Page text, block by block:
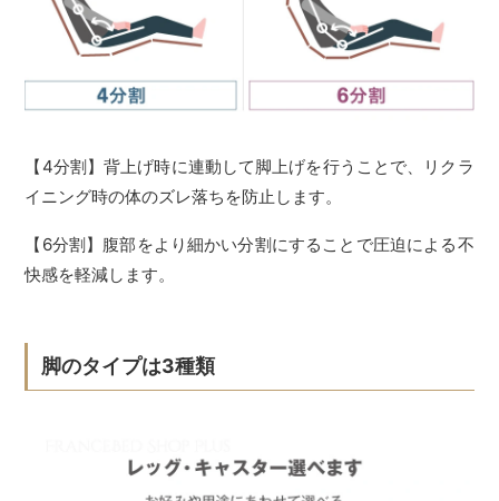
【4分割】背上げ時に連動して脚上げを行うことで、リクラ
イニング時の体のズレ落ちを防止します。
【6分割】腹部をより細かい分割にすることで圧迫による不
快感を軽減します。
脚のタイプは3種類